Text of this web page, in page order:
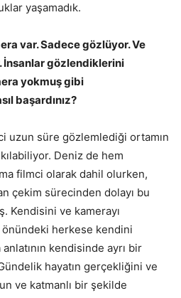
yaşamadık.
var. Sadece gözlüyor. Ve
İnsanlar gözlendiklerini
yokmuş gibi
başardınız?
uzun süre gözlemlediği ortamın
Deniz de hem
filmci olarak dahil olurken,
çekim sürecinden dolayı bu
Kendisini ve kamerayı
önündeki herkese kendini
kendisinde ayrı bir
hayatın gerçekliğini ve
ve katmanlı bir şekilde